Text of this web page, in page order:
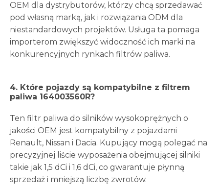
OEM dla dystrybutorów, którzy chcą sprzedawać
pod własną marką, jak i rozwiązania ODM dla
niestandardowych projektów. Usługa ta pomaga
importerom zwiększyć widoczność ich marki na
konkurencyjnych rynkach filtrów paliwa.
4. Które pojazdy są kompatybilne z filtrem
paliwa 164003560R?
Ten filtr paliwa do silników wysokoprężnych o
jakości OEM jest kompatybilny z pojazdami
Renault, Nissan i Dacia. Kupujący mogą polegać na
precyzyjnej liście wyposażenia obejmującej silniki
takie jak 1,5 dCi i 1,6 dCi, co gwarantuje płynną
sprzedaż i mniejszą liczbę zwrotów.